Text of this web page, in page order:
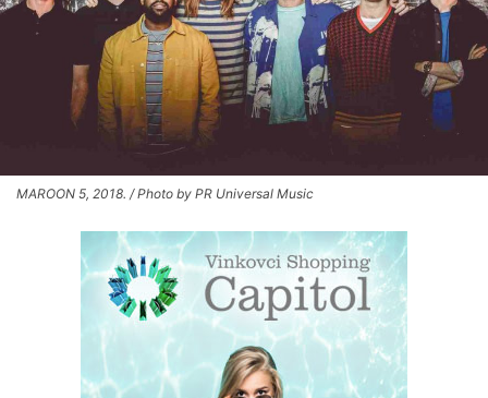
MAROON 5, 2018. / Photo by PR Universal Music